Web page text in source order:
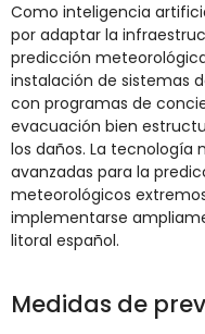
Como inteligencia
por adaptar la
predicción
instalación de sistemas
con programas de
evacuación bien
los daños. La
avanzadas para la
meteorológicos
implementarse
litoral español.
Medidas de